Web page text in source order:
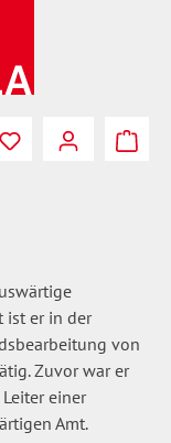
Du hast 0
ist er in der
von
Zuvor war er
einer
Amt.